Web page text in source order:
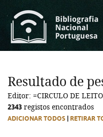
Resultado de
Editor: =CIRCULO DE
2343 registos encontrados
ADICIONAR TODOS RETIRAR